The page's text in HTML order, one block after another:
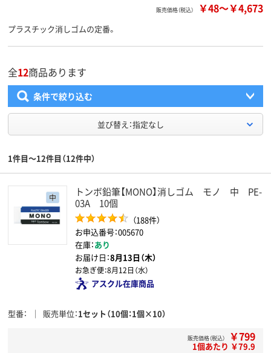
販売価格（税込） ￥48～￥4,673
プラスチック消しゴムの定番。
全12商品あります
条件で絞り込む
並び替え：指定なし
1件目～12件目（12件中）
トンボ鉛筆【MONO】消しゴム モノ 中 PE-
03A 10個
（188件）
お申込番号：005670
在庫：あり
お届け日：8月13日（木）
お急ぎ便：8月12日（水）
アスクル在庫商品
型番 販売単位 1セット（10個：1個×10）
販売価格（税込） ￥799
1個あたり ￥79.9